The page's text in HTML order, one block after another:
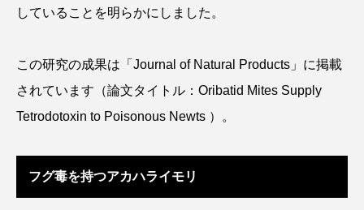
アカクラゲ アカザ アカハタ
アカムツ アカメ
アサヒガニ アザアシ アシカ アジ
アブラボテ アマガエル
していることを明らかにしました。
この研究の成果は「Journal of Natural Products」に掲載
されています（論文タイトル：Oribatid Mites Supply
Tetrodotoxin to Poisonous Newts ）。
フグ毒を持つアカハライモリ